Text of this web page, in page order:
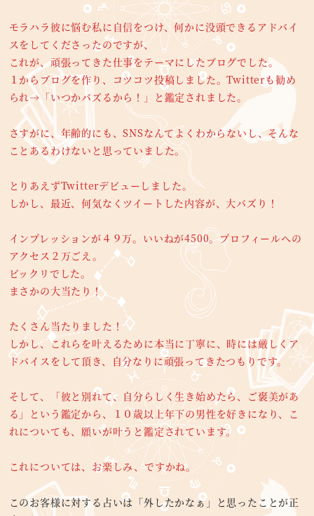
モラハラ彼に悩む私に自信をつけ、何かに没頭できるアドバイ
スをしてくださったのですが、
これが、頑張ってきた仕事をテーマにしたブログでした。
１からブログを作り、コツコツ投稿しました。Twitterも勧め
られ→「いつかバズるから！」と鑑定されました。
さすがに、年齢的にも、SNSなんてよくわからないし、そんな
ことあるわけないと思っていました。
とりあえずTwitterデビューしました。
しかし、最近、何気なくツイートした内容が、大バズり！
インプレッションが４９万。いいねが4500。プロフィールへの
アクセス２万ごえ。
ビックリでした。
まさかの大当たり！
たくさん当たりました！
しかし、これらを叶えるために本当に丁寧に、時には厳しくア
ドバイスをして頂き、自分なりに頑張ってきたつもりです。
そして、「彼と別れて、自分らしく生き始めたら、ご褒美があ
る」という鑑定から、１０歳以上年下の男性を好きになり、こ
れについても、願いが叶うと鑑定されています。
これについては、お楽しみ、ですかね。
このお客様に対する占いは「外したかなぁ」と思ったことが正